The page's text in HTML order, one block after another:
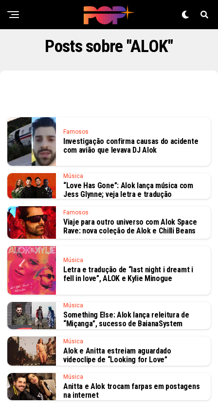
Posts sobre "ALOK"
Famosos
Investigação confirma causas do acidente
com avião que levava DJ Alok
Música
“Love Has Gone”: Alok lança música com
Jess Glynne; veja letra e tradução
Famosos
Viaje para outro universo com Alok Space
Rave: nova coleção de Alok e Chilli Beans
Música
Letra e tradução de “last night i dreamt i
fell in love”, ALOK e Kylie Minogue
Música
Something Else: Alok lança releitura de
“Miçanga”, sucesso de BaianaSystem
Música
Alok e Anitta estreiam aguardado
videoclipe de “Looking for Love”
Música
Anitta e Alok trocam farpas em postagens
na internet